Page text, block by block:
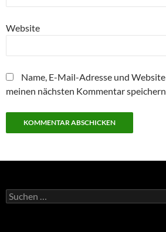
Website
Name, E-Mail-Adresse und
meinen nächsten Kommentar speichern.
Suchen
nach: